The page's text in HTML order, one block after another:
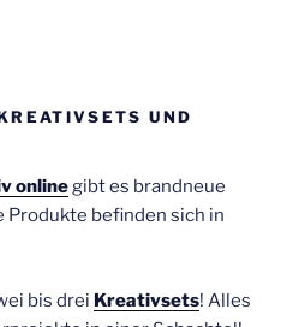
UND
onlinegibt es brandneue
Produkte befinden sich in
bis drei Kreativsets! Alles